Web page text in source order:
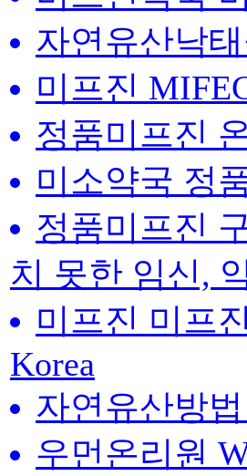
자연유산낙
미프진
정품미프진
미소약국 정
정품미프진
치 못한 임신,
미프진 미프
Korea
자연유산방
우먼온리원